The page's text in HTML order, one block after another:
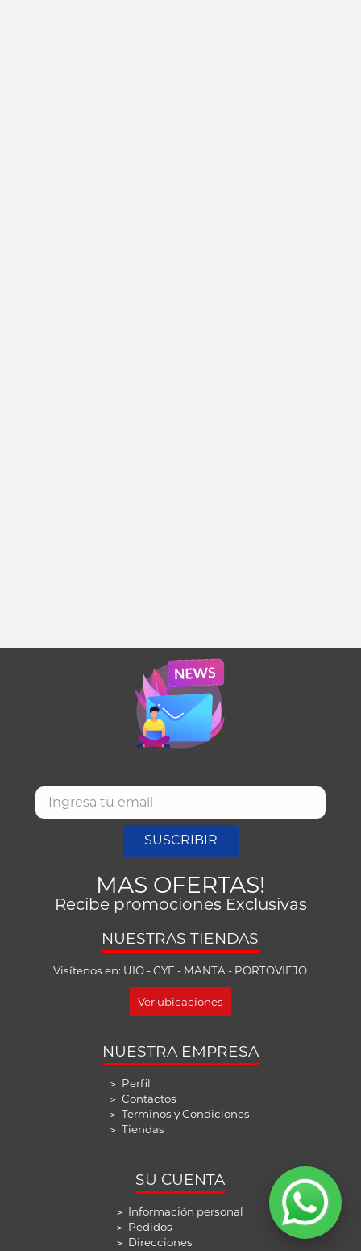
SUSCRIBIR
MAS OFERTAS!
Recibe promociones Exclusivas
NUESTRAS TIENDAS
Visítenos en: UIO - GYE - MANTA - PORTOVIEJO
Ver ubicaciones
NUESTRA EMPRESA
> Perfil
> Contactos
> Terminos y Condiciones
> Tiendas
SU CUENTA
> Información personal
> Pedidos
> Direcciones